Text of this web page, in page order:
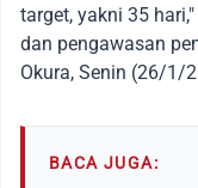
target, yakni 35
dan pengawasan
Okura, Senin (26/1/
BACA JUGA: